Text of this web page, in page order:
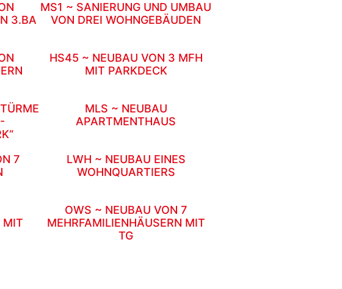
3.BA
MS1 ~ SANIERUNG UND UMBAU
VON DREI WOHNGEBÄUDEN
HS45 ~ NEUBAU VON 3 MFH
MIT PARKDECK
MLS ~ NEUBAU
APARTMENTHAUS
7
LWH ~ NEUBAU EINES
WOHNQUARTIERS
MIT
OWS ~ NEUBAU VON 7
MEHRFAMILIENHÄUSERN MIT
TG